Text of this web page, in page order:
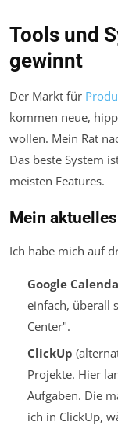
Tools und
gewinnt
Der Markt für
kommen neue,
wollen. Mein Rat
Das beste System
meisten Features.
Mein
Ich habe mich auf
Google
einfach, überall
Center".
ClickUp
Projekte. Hier
Aufgaben. Die
ich in ClickUp,